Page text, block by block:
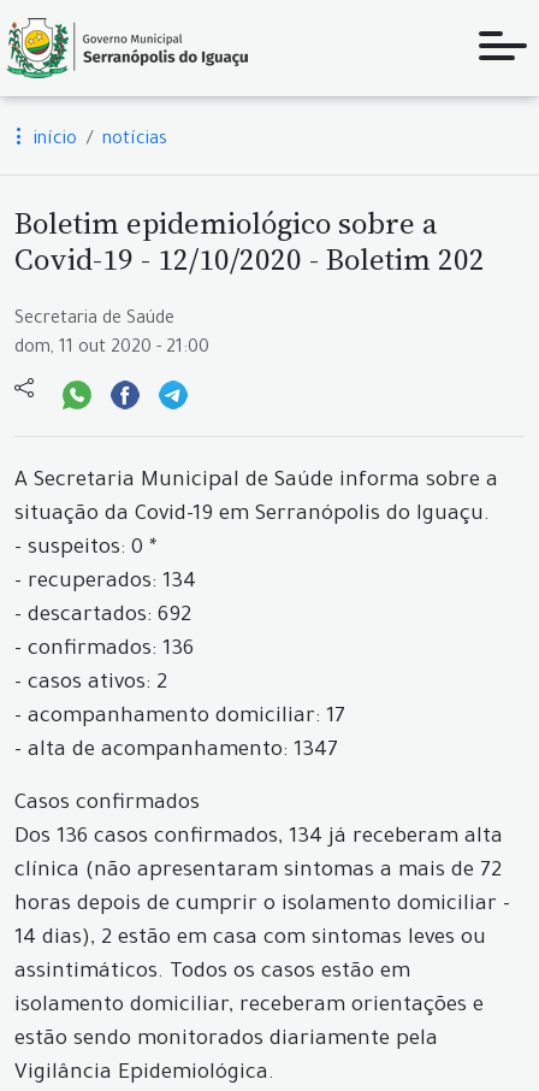
início notícias
Boletim epidemiológico sobre a
Covid-19 - 12/10/2020 - Boletim 202
Secretaria de Saúde
dom, 11 out 2020 - 21:00
A Secretaria Municipal de Saúde informa sobre a
situação da Covid-19 em Serranópolis do Iguaçu.
- suspeitos: 0 *
- recuperados: 134
- descartados: 692
- confirmados: 136
- casos ativos: 2
- acompanhamento domiciliar: 17
- alta de acompanhamento: 1347
Casos confirmados
Dos 136 casos confirmados, 134 já receberam alta
clínica (não apresentaram sintomas a mais de 72
horas depois de cumprir o isolamento domiciliar -
14 dias), 2 estão em casa com sintomas leves ou
assintimáticos. Todos os casos estão em
isolamento domiciliar, receberam orientações e
estão sendo monitorados diariamente pela
Vigilância Epidemiológica.